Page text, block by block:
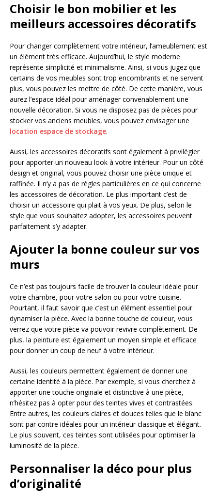
Choisir le bon mobilier et les
meilleurs accessoires décoratifs
Pour changer complètement votre intérieur, l’ameublement est
un élément très efficace. Aujourd’hui, le style moderne
représente simplicité et minimalisme. Ainsi, si vous jugez que
certains de vos meubles sont trop encombrants et ne servent
plus, vous pouvez les mettre de côté. De cette manière, vous
aurez l’espace idéal pour aménager convenablement une
nouvelle décoration. Si vous ne disposez pas de pièces pour
stocker vos anciens meubles, vous pouvez envisager une
location espace de stockage.
Aussi, les accessoires décoratifs sont également à privilégier
pour apporter un nouveau look à votre intérieur. Pour un côté
design et original, vous pouvez choisir une pièce unique et
raffinée. Il n’y a pas de règles particulières en ce qui concerne
les accessoires de décoration. Le plus important c’est de
choisir un accessoire qui plait à vos yeux. De plus, selon le
style que vous souhaitez adopter, les accessoires peuvent
parfaitement s’y adapter.
Ajouter la bonne couleur sur vos
murs
Ce n’est pas toujours facile de trouver la couleur idéale pour
votre chambre, pour votre salon ou pour votre cuisine.
Pourtant, il faut savoir que c’est un élément essentiel pour
dynamiser la pièce. Avec la bonne touche de couleur, vous
verrez que votre pièce va pouvoir revivre complètement. De
plus, la peinture est également un moyen simple et efficace
pour donner un coup de neuf à votre intérieur.
Aussi, les couleurs permettent également de donner une
certaine identité à la pièce. Par exemple, si vous cherchez à
apporter une touche originale et distinctive à une pièce,
n’hésitez pas à opter pour des teintes vives et contrastées.
Entre autres, les couleurs claires et douces telles que le blanc
sont par contre idéales pour un intérieur classique et élégant.
Le plus souvent, ces teintes sont utilisées pour optimiser la
luminosité de la pièce.
Personnaliser la déco pour plus
d’originalité